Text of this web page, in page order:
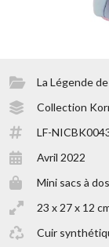
La Légende
Collection
LF-
Avril 2022
Mini sacs à dos
23 x 27 x 12
Cuir